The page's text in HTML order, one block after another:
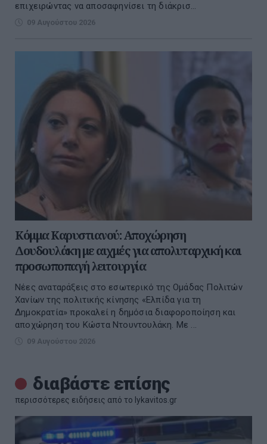
επιχειρώντας να αποσαφηνίσει τη διάκρισ...
09 Αυγούστου 2026
Κόμμα Καρυστιανού: Αποχώρηση
Δουδουλάκη με αιχμές για απολυταρχική και
προσωποπαγή λειτουργία
Νέες αναταράξεις στο εσωτερικό της Ομάδας Πολιτών
Χανίων της πολιτικής κίνησης «Ελπίδα για τη
Δημοκρατία» προκαλεί η δημόσια διαφοροποίηση και
αποχώρηση του Κώστα Ντουντουλάκη. Με ...
09 Αυγούστου 2026
διαβάστε επίσης
περισσότερες ειδήσεις από το lykavitos.gr